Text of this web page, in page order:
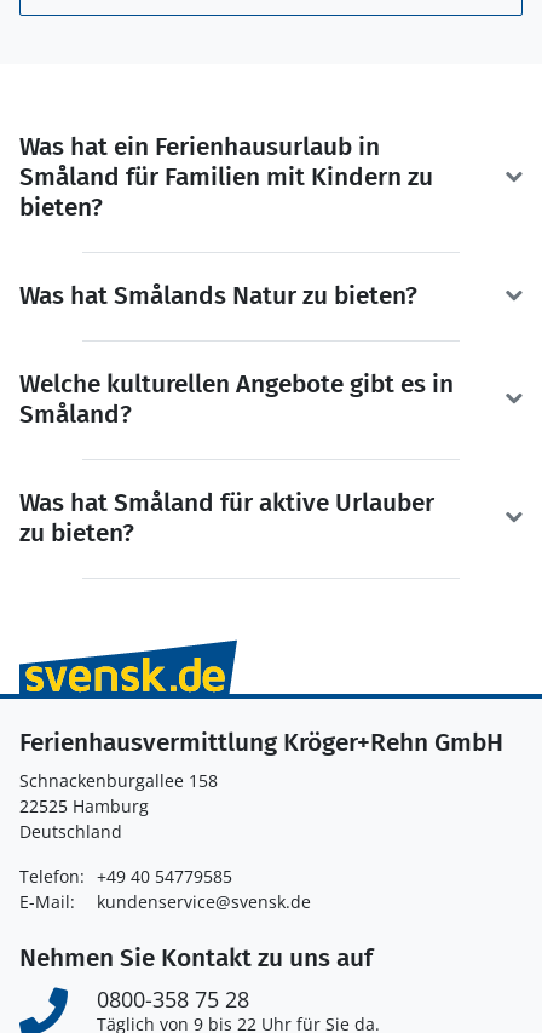
Was hat ein Ferienhausurlaub in
Småland für Familien mit Kindern zu
bieten?
Was hat Smålands Natur zu bieten?
Welche kulturellen Angebote gibt es in
Småland?
Was hat Småland für aktive Urlauber
zu bieten?
Ferienhausvermittlung Kröger+Rehn GmbH
Schnackenburgallee 158
22525 Hamburg
Deutschland
Telefon: +49 40 54779585
E-Mail:
kundenservice@svensk.de
Nehmen Sie Kontakt zu uns auf
0800-358 75 28
Täglich von 9 bis 22 Uhr für Sie da.